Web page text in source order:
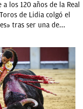
los 120 años de la Real
de Lidia colgó el
tras ser una de...